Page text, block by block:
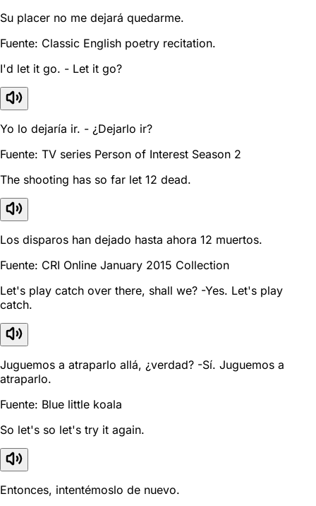
Su placer no me dejará quedarme.
Fuente: Classic English poetry recitation.
I'd let it go. - Let it go?
Yo lo dejaría ir. - ¿Dejarlo ir?
Fuente: TV series Person of Interest Season 2
The shooting has so far let 12 dead.
Los disparos han dejado hasta ahora 12 muertos.
Fuente: CRI Online January 2015 Collection
Let's play catch over there, shall we? -Yes. Let's play
catch.
Juguemos a atraparlo allá, ¿verdad? -Sí. Juguemos a
atraparlo.
Fuente: Blue little koala
So let's so let's try it again.
Entonces, intentémoslo de nuevo.